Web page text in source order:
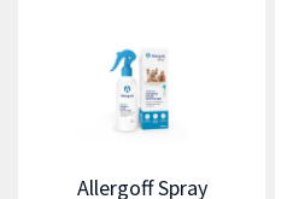
Allergoff Spray